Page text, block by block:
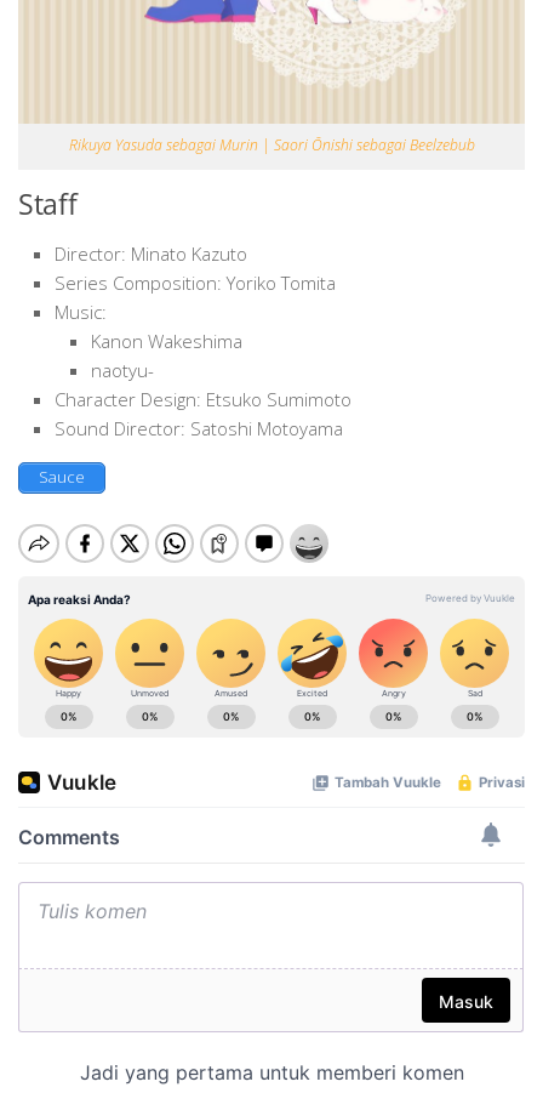
Rikuya Yasuda sebagai Murin | Saori Ōnishi sebagai Beelzebub
Staff
Director: Minato Kazuto
Series Composition: Yoriko Tomita
Music:
Kanon Wakeshima
naotyu-
Character Design: Etsuko Sumimoto
Sound Director: Satoshi Motoyama
Sauce